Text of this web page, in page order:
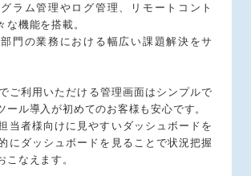
ラム管理やログ管理、リモートコント
な機能を搭載。
門の業務における幅広い課題解決をサ
ご利用いただける管理画面はシンプルで
ール導入が初めてのお客様も安心です。
当者様向けに見やすいダッシュボードを
にダッシュボードを見ることで状況把握
こなえます。